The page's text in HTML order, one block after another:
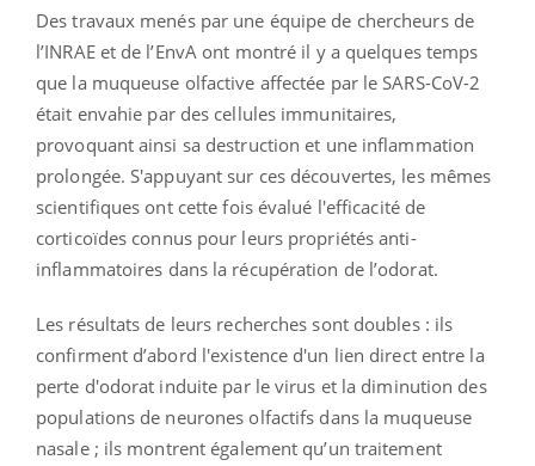
Des travaux menés par une équipe de chercheurs de
l’INRAE et de l’EnvA ont montré il y a quelques temps
que la muqueuse olfactive affectée par le SARS-CoV-2
était envahie par des cellules immunitaires,
provoquant ainsi sa destruction et une inflammation
prolongée. S'appuyant sur ces découvertes, les mêmes
scientifiques ont cette fois évalué l'efficacité de
corticoïdes connus pour leurs propriétés anti-
inflammatoires dans la récupération de l’odorat.
Les résultats de leurs recherches sont doubles : ils
confirment d’abord l'existence d'un lien direct entre la
perte d'odorat induite par le virus et la diminution des
populations de neurones olfactifs dans la muqueuse
nasale ; ils montrent également qu’un traitement